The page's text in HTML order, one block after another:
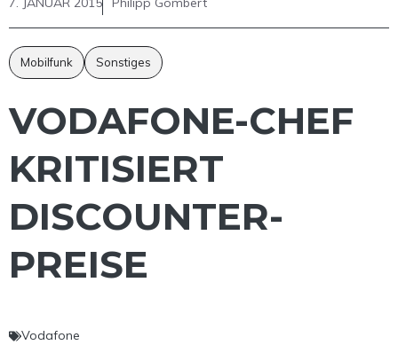
Mobilfunk Sonstiges
VODAFONE-CHEF
KRITISIERT
DISCOUNTER-
PREISE
Vodafone